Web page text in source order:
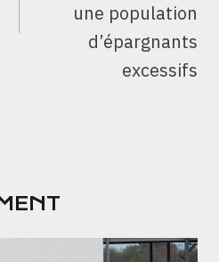
une population
d’épargnants
excessifs